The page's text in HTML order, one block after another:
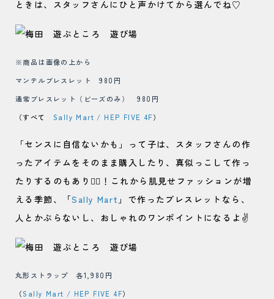
ときは、スタッフさんにひと声かけてから選んでね♡
※商品は画像の上から
マンテルブレスレット 980円
通常ブレスレット（ビーズのみ） 980円
（すべて Sally Mart / HEP FIVE 4F）
「センスに自信ないかも」って子は、スタッフさんの作
ったアイテムをそのまま購入したり、真似っこして作っ
たりするのもあり🙆‍♀️！これから肌見せファッションが増
える季節、「Sally Mart 」で作ったブレスレットなら、
人とかぶらないし、おしゃれのワンポイントになるよ✌️
丸形ストラップ 各1,980円
（Sally Mart / HEP FIVE 4F）